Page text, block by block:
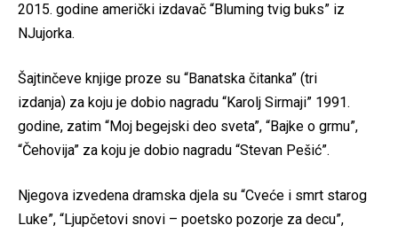
2015. godine američki izdavač “Bluming tvig buks” iz
NJujorka.
Šajtinčeve knjige proze su “Banatska čitanka” (tri
izdanja) za koju je dobio nagradu “Karolj Sirmaji” 1991.
godine, zatim “Moj begejski deo sveta”, “Bajke o grmu”,
“Čehovija” za koju je dobio nagradu “Stevan Pešić”.
Njegova izvedena dramska djela su “Cveće i smrt starog
Luke”, “Ljupčetovi snovi – poetsko pozorje za decu”,